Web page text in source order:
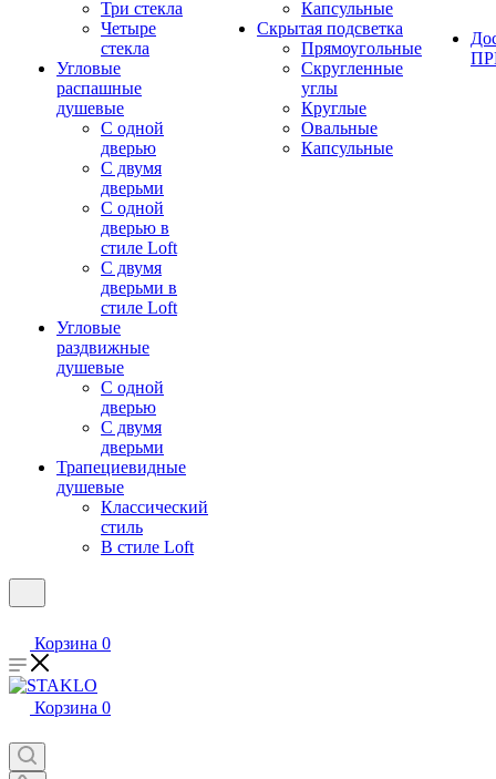
Три стекла
Четыре
стекла
Угловые
распашные
душевые
С одной
дверью
С двумя
дверьми
С одной
дверью в
стиле Loft
С двумя
дверьми в
стиле Loft
Угловые
раздвижные
душевые
С одной
дверью
С двумя
дверьми
Трапециевидные
душевые
Классический
стиль
В стиле Loft
Капсульные
Скрытая подсветка
Прямоугольные
Скругленные
углы
Круглые
Овальные
Капсульные
Корзина 0
Корзина 0